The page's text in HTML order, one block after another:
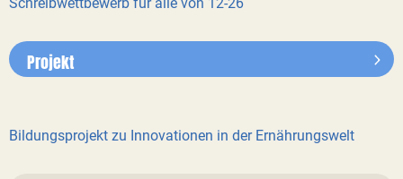
Projekt
Bildungsprojekt zu Innovationen in der Ernährungswelt